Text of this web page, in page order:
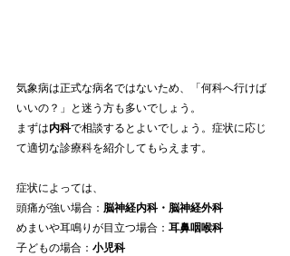
気象病は正式な病名ではないため、「何科へ行けば
いいの？」と迷う方も多いでしょう。
まずは内科で相談するとよいでしょう。症状に応じ
て適切な診療科を紹介してもらえます。
症状によっては、
頭痛が強い場合： 脳神経内科・脳神経外科
めまいや耳鳴りが目立つ場合： 耳鼻咽喉科
子どもの場合： 小児科